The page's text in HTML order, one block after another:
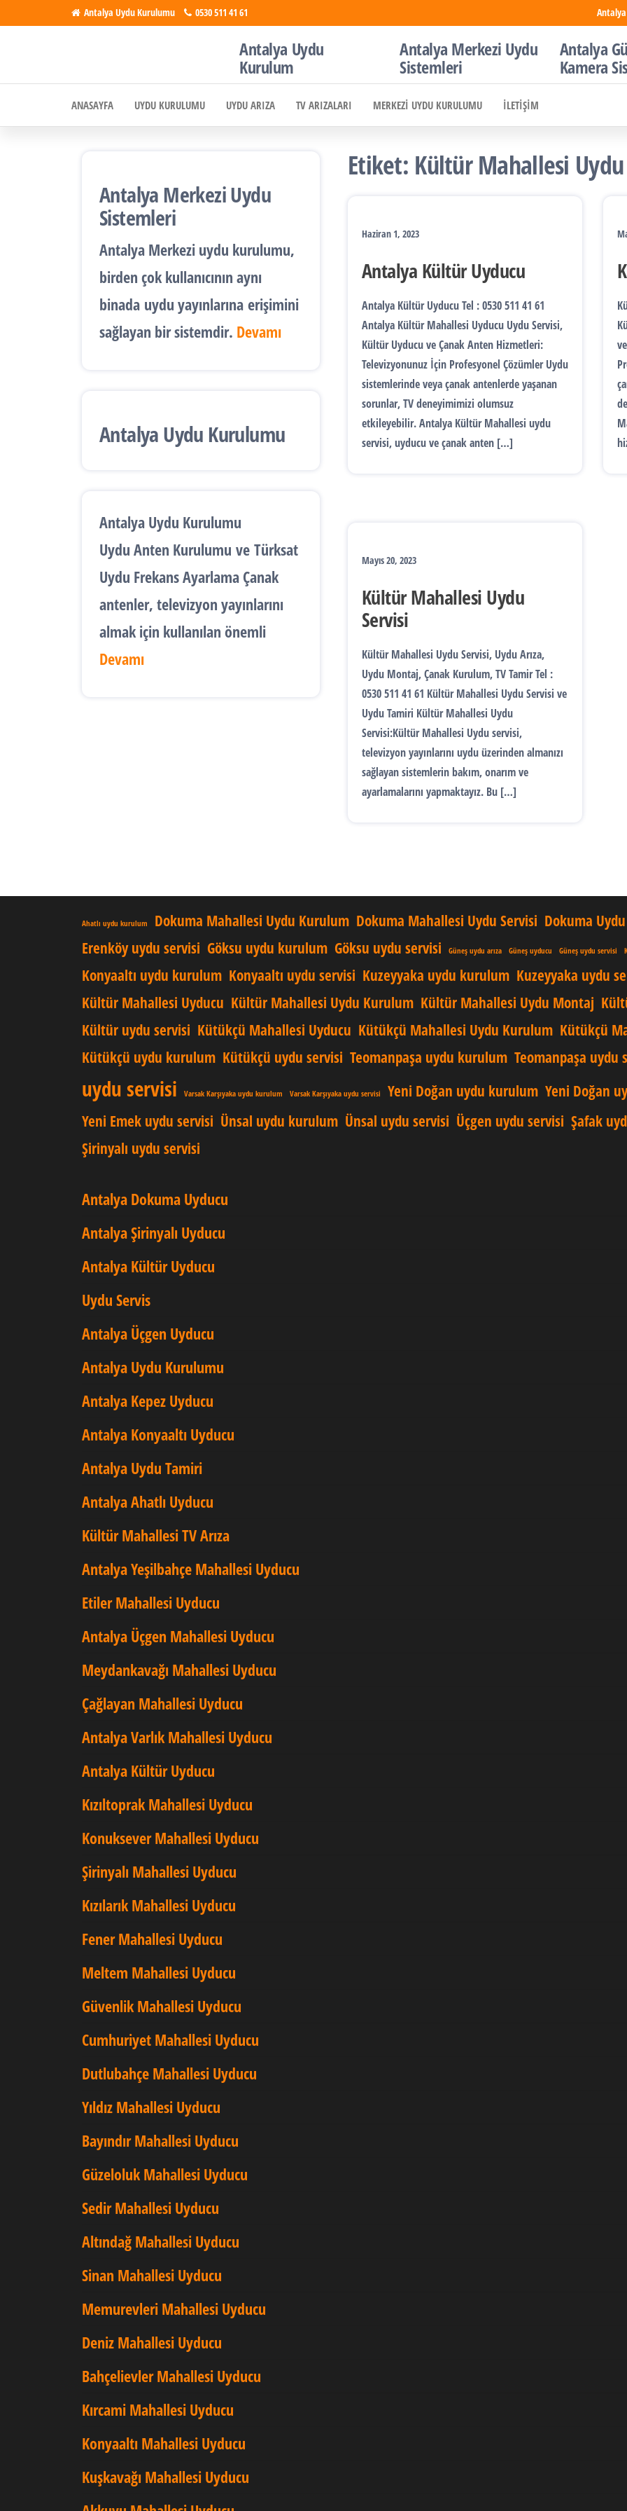
Antalya Uydu Kurulumu 0530 511 41 61
Uydu
Kurulumu
Kurulumu
Antalya Uydu
Kurulum
Antalya Merkezi Uydu
Sistemleri
Antalya
Kamera
ANASAYFA UYDU KURULUMU UYDU ARIZA TV ARIZALARI MERKEZI UYDU KURULUMU İLETIŞIM
Etiket: Kültür Mahallesi
Haziran 1, 2023
Antalya Kültür Uyducu
Antalya Kültür Uyducu Tel : 0530 511 41 61
Antalya Kültür Mahallesi Uyducu Uydu Servisi,
Kültür Uyducu ve Çanak Anten Hizmetleri:
Televizyonunuz İçin Profesyonel Çözümler Uydu
sistemlerinde veya çanak antenlerde yaşanan
sorunlar, TV deneyimimizi olumsuz
etkileyebilir. Antalya Kültür Mahallesi uydu
servisi, uyducu ve çanak anten […]
Mayıs 20, 2023
Kültür Mahallesi Uydu
Servisi
Kültür Mahallesi Uydu Servisi, Uydu Arıza,
Uydu Montaj, Çanak Kurulum, TV Tamir Tel :
0530 511 41 61 Kültür Mahallesi Uydu Servisi ve
Uydu Tamiri Kültür Mahallesi Uydu
Servisi:Kültür Mahallesi Uydu servisi,
televizyon yayınlarını uydu üzerinden almanızı
sağlayan sistemlerin bakım, onarım ve
ayarlamalarını yapmaktayız. Bu […]
Antalya Merkezi Uydu
Sistemleri
Antalya Merkezi uydu kurulumu,
birden çok kullanıcının aynı
binada uydu yayınlarına erişimini
sağlayan bir sistemdir. Devamı
Antalya Uydu Kurulumu
Antalya Uydu Kurulumu
Uydu Anten Kurulumu ve Türksat
Uydu Frekans Ayarlama Çanak
antenler, televizyon yayınlarını
almak için kullanılan önemli
Devamı
Ahatlı uydu kurulum Dokuma Mahallesi Uydu Kurulum Dokuma Mahallesi Uydu Servisi Dokuma
Erenköy uydu servisi Göksu uydu kurulum Göksu uydu servisi Güneş uydu arıza Güneş uyducu Güneş uydu servisi
Konyaaltı uydu kurulum Konyaaltı uydu servisi Kuzeyyaka uydu kurulum Kuzeyyaka uydu
Kültür Mahallesi Uyducu Kültür Mahallesi Uydu Kurulum Kültür Mahallesi Uydu Montaj
Kültür uydu servisi Kütükçü Mahallesi Uyducu Kütükçü Mahallesi Uydu Kurulum Kütükçü
Kütükçü uydu kurulum Kütükçü uydu servisi Teomanpaşa uydu kurulum Teomanpaşa uydu
uydu servisi Varsak Karşıyaka uydu kurulum Varsak Karşıyaka uydu servisi Yeni Doğan uydu kurulum Yeni Doğan
Yeni Emek uydu servisi Ünsal uydu kurulum Ünsal uydu servisi Üçgen uydu servisi Şafak
Şirinyalı uydu servisi
Antalya Dokuma Uyducu
Antalya Şirinyalı Uyducu
Antalya Kültür Uyducu
Uydu Servis
Antalya Üçgen Uyducu
Antalya Uydu Kurulumu
Antalya Kepez Uyducu
Antalya Konyaaltı Uyducu
Antalya Uydu Tamiri
Antalya Ahatlı Uyducu
Kültür Mahallesi TV Arıza
Antalya Yeşilbahçe Mahallesi Uyducu
Etiler Mahallesi Uyducu
Antalya Üçgen Mahallesi Uyducu
Meydankavağı Mahallesi Uyducu
Çağlayan Mahallesi Uyducu
Antalya Varlık Mahallesi Uyducu
Antalya Kültür Uyducu
Kızıltoprak Mahallesi Uyducu
Konuksever Mahallesi Uyducu
Şirinyalı Mahallesi Uyducu
Kızılarık Mahallesi Uyducu
Fener Mahallesi Uyducu
Meltem Mahallesi Uyducu
Güvenlik Mahallesi Uyducu
Cumhuriyet Mahallesi Uyducu
Dutlubahçe Mahallesi Uyducu
Yıldız Mahallesi Uyducu
Bayındır Mahallesi Uyducu
Güzeloluk Mahallesi Uyducu
Sedir Mahallesi Uyducu
Altındağ Mahallesi Uyducu
Sinan Mahallesi Uyducu
Memurevleri Mahallesi Uyducu
Deniz Mahallesi Uyducu
Bahçelievler Mahallesi Uyducu
Kırcami Mahallesi Uyducu
Konyaaltı Mahallesi Uyducu
Kuşkavağı Mahallesi Uyducu